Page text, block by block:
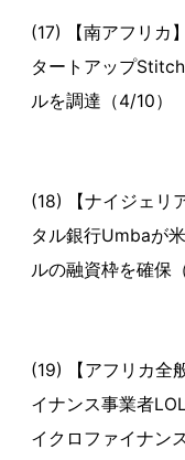
(17) 【南アフリカ
タートアップ
ルを調達（4/10）
(18) 【ナイジェリ
タル銀行Umbaが
ルの融資枠を確保
(19) 【アフリカ全
イナンス事業者
イクロファイナン